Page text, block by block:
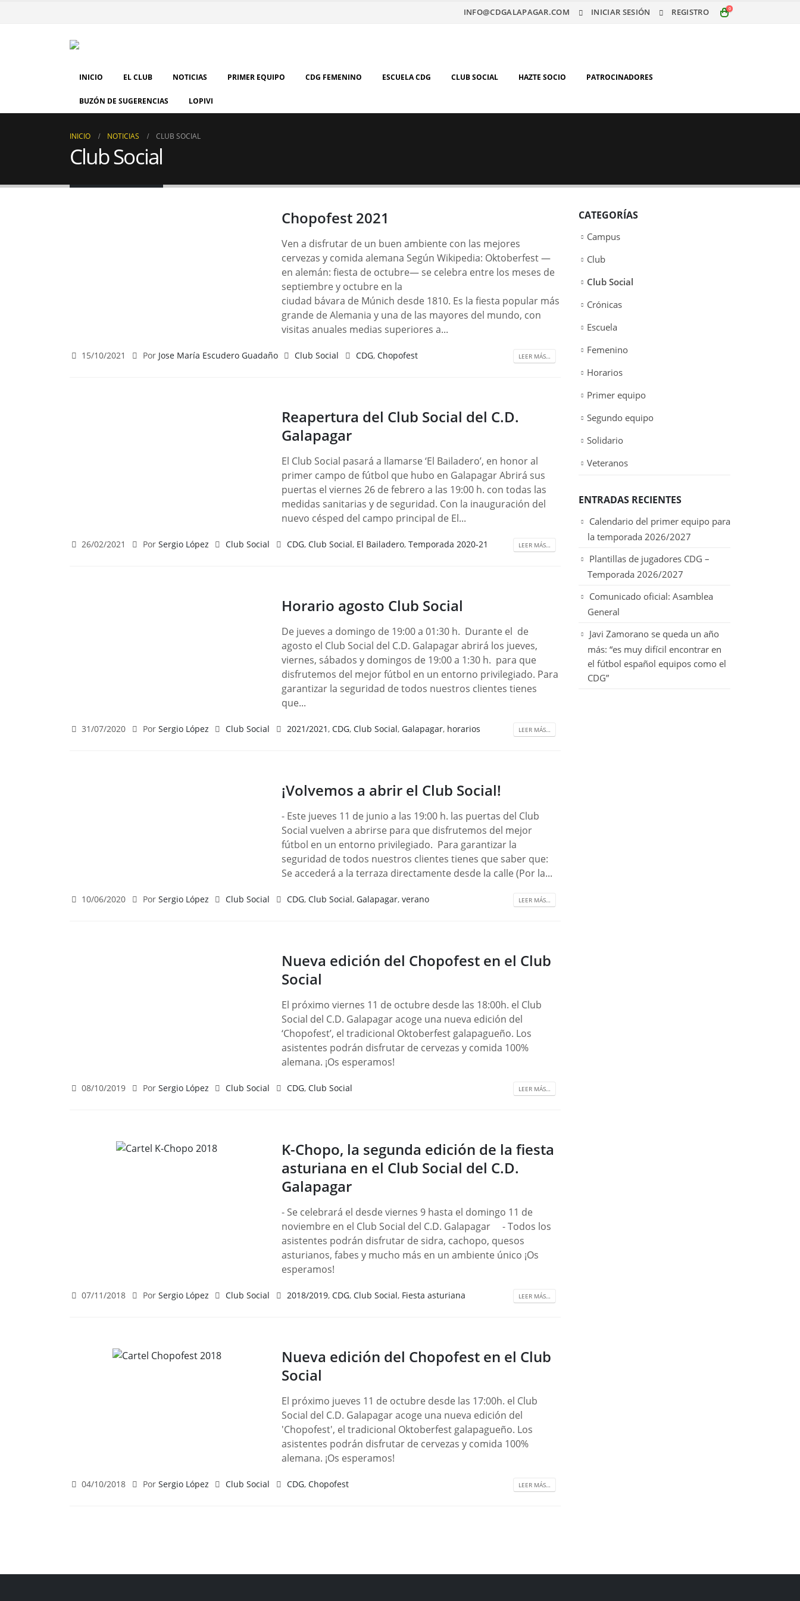
INFO@CDGALAPAGAR.COM INICIAR SESIÓN REGISTRO 0
INICIO EL CLUB NOTICIAS PRIMER EQUIPO CDG FEMENINO ESCUELA CDG CLUB SOCIAL HAZTE SOCIO PATROCINADORES
BUZÓN DE SUGERENCIAS LOPIVI
INICIO NOTICIAS CLUB SOCIAL
Club Social
Chopofest 2021
Ven a disfrutar de un buen ambiente con las mejores
cervezas y comida alemana Según Wikipedia: Oktoberfest —
en alemán: fiesta de octubre— se celebra entre los meses de
septiembre y octubre en la
ciudad bávara de Múnich desde 1810. Es la fiesta popular más
grande de Alemania y una de las mayores del mundo, con
visitas anuales medias superiores a...
15/10/2021 Por Jose María Escudero Guadaño Club Social CDG, Chopofest LEER MÁS…
Reapertura del Club Social del C.D.
Galapagar
El Club Social pasará a llamarse ‘El Bailadero’, en honor al
primer campo de fútbol que hubo en Galapagar Abrirá sus
puertas el viernes 26 de febrero a las 19:00 h. con todas las
medidas sanitarias y de seguridad. Con la inauguración del
nuevo césped del campo principal de El...
26/02/2021 Por Sergio López Club Social CDG, Club Social, El Bailadero, Temporada 2020-21 LEER MÁS…
Horario agosto Club Social
De jueves a domingo de 19:00 a 01:30 h. Durante el de
agosto el Club Social del C.D. Galapagar abrirá los jueves,
viernes, sábados y domingos de 19:00 a 1:30 h. para que
disfrutemos del mejor fútbol en un entorno privilegiado. Para
garantizar la seguridad de todos nuestros clientes tienes
que...
31/07/2020 Por Sergio López Club Social 2021/2021, CDG, Club Social, Galapagar, horarios LEER MÁS…
¡Volvemos a abrir el Club Social!
- Este jueves 11 de junio a las 19:00 h. las puertas del Club
Social vuelven a abrirse para que disfrutemos del mejor
fútbol en un entorno privilegiado. Para garantizar la
seguridad de todos nuestros clientes tienes que saber que:
Se accederá a la terraza directamente desde la calle (Por la...
10/06/2020 Por Sergio López Club Social CDG, Club Social, Galapagar, verano LEER MÁS…
Nueva edición del Chopofest en el Club
Social
El próximo viernes 11 de octubre desde las 18:00h. el Club
Social del C.D. Galapagar acoge una nueva edición del
‘Chopofest’, el tradicional Oktoberfest galapagueño. Los
asistentes podrán disfrutar de cervezas y comida 100%
alemana. ¡Os esperamos!
08/10/2019 Por Sergio López Club Social CDG, Club Social LEER MÁS…
K-Chopo, la segunda edición de la fiesta
asturiana en el Club Social del C.D.
Galapagar
- Se celebrará el desde viernes 9 hasta el domingo 11 de
noviembre en el Club Social del C.D. Galapagar - Todos los
asistentes podrán disfrutar de sidra, cachopo, quesos
asturianos, fabes y mucho más en un ambiente único ¡Os
esperamos!
07/11/2018 Por Sergio López Club Social 2018/2019, CDG, Club Social, Fiesta asturiana LEER MÁS…
Nueva edición del Chopofest en el Club
Social
El próximo jueves 11 de octubre desde las 17:00h. el Club
Social del C.D. Galapagar acoge una nueva edición del
'Chopofest', el tradicional Oktoberfest galapagueño. Los
asistentes podrán disfrutar de cervezas y comida 100%
alemana. ¡Os esperamos!
04/10/2018 Por Sergio López Club Social CDG, Chopofest LEER MÁS…
CATEGORÍAS
Campus
Club
Club Social
Crónicas
Escuela
Femenino
Horarios
Primer equipo
Segundo equipo
Solidario
Veteranos
ENTRADAS RECIENTES
Calendario del primer equipo para
la temporada 2026/2027
Plantillas de jugadores CDG –
Temporada 2026/2027
Comunicado oficial: Asamblea
General
Javi Zamorano se queda un año
más: “es muy difícil encontrar en
el fútbol español equipos como el
CDG”